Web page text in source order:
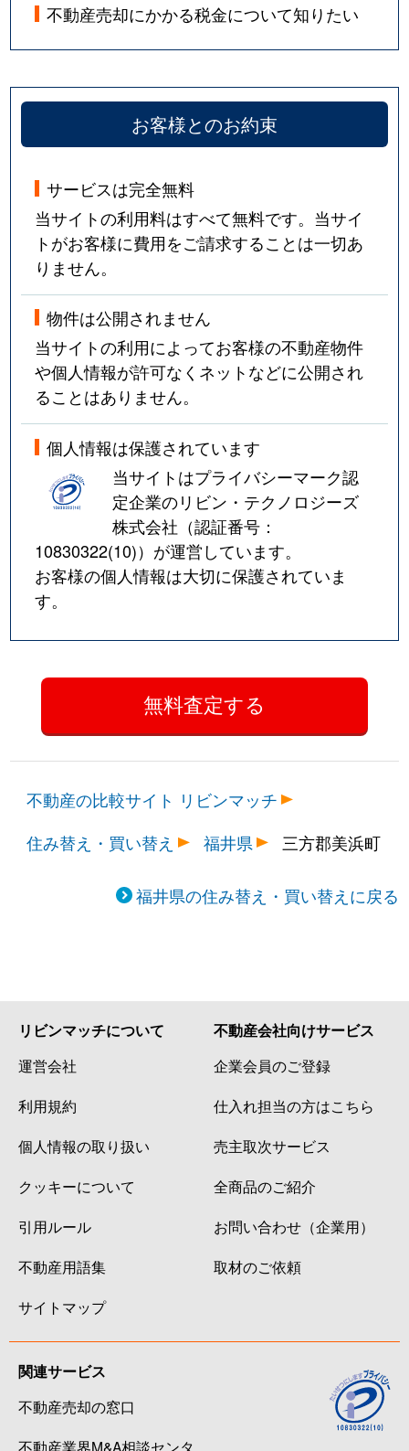
不動産売却にかかる税金について知りたい
お客様とのお約束
サービスは完全無料
当サイトの利用料はすべて無料です。当サイ
トがお客様に費用をご請求することは一切あ
りません。
物件は公開されません
当サイトの利用によってお客様の不動産物件
や個人情報が許可なくネットなどに公開され
ることはありません。
個人情報は保護されています
当サイトはプライバシーマーク認
定企業のリビン・テクノロジーズ
株式会社（認証番号：
10830322(10)）が運営しています。
お客様の個人情報は大切に保護されていま
す。
不動産の比較サイト リビンマッチ
住み替え・買い替え
福井県 三方郡美浜町
福井県の住み替え・買い替えに戻る
リビンマッチについて
運営会社
利用規約
個人情報の取り扱い
クッキーについて
引用ルール
不動産用語集
サイトマップ
不動産会社向けサービス
企業会員のご登録
仕入れ担当の方はこちら
売主取次サービス
全商品のご紹介
お問い合わせ（企業用）
取材のご依頼
関連サービス
不動産売却の窓口
不動産業界M&A相談センタ